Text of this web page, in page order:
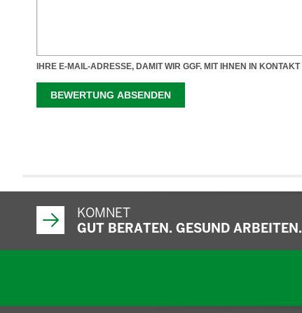
KOMNET
GUT BERATEN. GESUND ARBEITEN.